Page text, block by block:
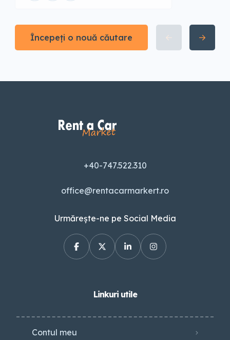
Începeți o nouă căutare
+40-747.522.310
office@rentacarmarkert.ro
Urmărește-ne pe Social Media
Linkuri utile
Contul meu